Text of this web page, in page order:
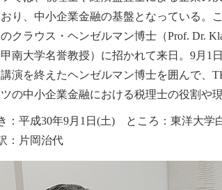
り、中小企業金融の基盤となっている。
クラウス・ヘンゼルマン博士（Prof. Dr.
南大学名誉教授）に招かれて来日。9月1
演を終えたヘンゼルマン博士を囲んで、
の中小企業金融における税理士の役割や
：平成30年9月1日(土) ところ：東洋大学
：片岡治代